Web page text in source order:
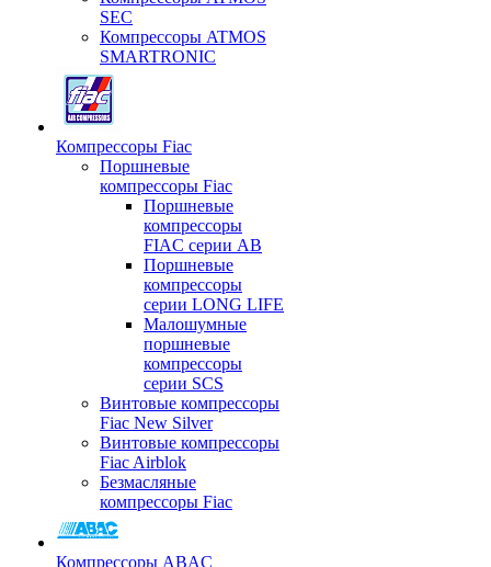
SEC
Компрессоры ATMOS
SMARTRONIC
Компрессоры Fiac
Поршневые
компрессоры Fiac
Поршневые
компрессоры
FIAC серии AB
Поршневые
компрессоры
серии LONG LIFE
Малошумные
поршневые
компрессоры
серии SCS
Винтовые компрессоры
Fiac New Silver
Винтовые компрессоры
Fiac Airblok
Безмасляные
компрессоры Fiac
Компрессоры ABAC